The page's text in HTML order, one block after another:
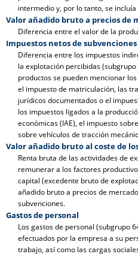
intermedio y, por lo tanto, se incluía
Valor añadido bruto a precios de
Diferencia entre el valor de la
Impuestos netos de subvenciones
Diferencia entre los impuestos
la explotación percibidas
productos se pueden mencionar
el impuesto de matriculación, las
jurídicos documentados o el
los impuestos ligados a la
económicas (IAE), el impuesto
sobre vehículos de tracción
Valor añadido bruto al coste de
Renta bruta de las actividades de
remunerar a los factores
capital (excedente bruto de
añadido bruto a precios de
subvenciones.
Gastos de personal
Los gastos de personal (subgrupo
efectuados por la empresa a su
trabajo, así como las cargas